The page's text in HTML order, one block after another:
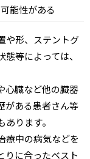
能性がある
や形、ステントグ
等によっては、
心臓など他の臓器
がある患者さん等
ります。
療中の病気などを
りに合ったベスト